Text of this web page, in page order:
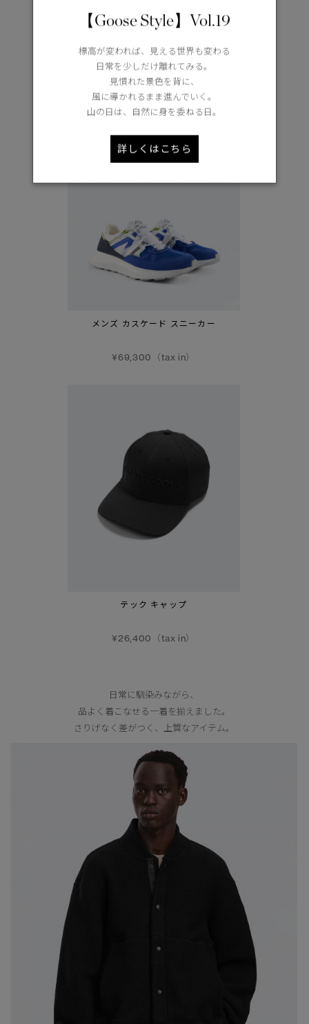
¥46,200（tax in）
メンズ カスケード スニーカー
¥69,300（tax in）
テック キャップ
¥26,400（tax in）
日常に馴染みながら、
品よく着こなせる一着を揃えました。
さりげなく差がつく、上質なアイテム。
【Goose Style】Vol.19
標高が変われば、見える世界も変わる
日常を少しだけ離れてみる。
見慣れた景色を背に、
風に導かれるまま進んでいく。
山の日は、自然に身を委ねる日。
詳しくはこちら